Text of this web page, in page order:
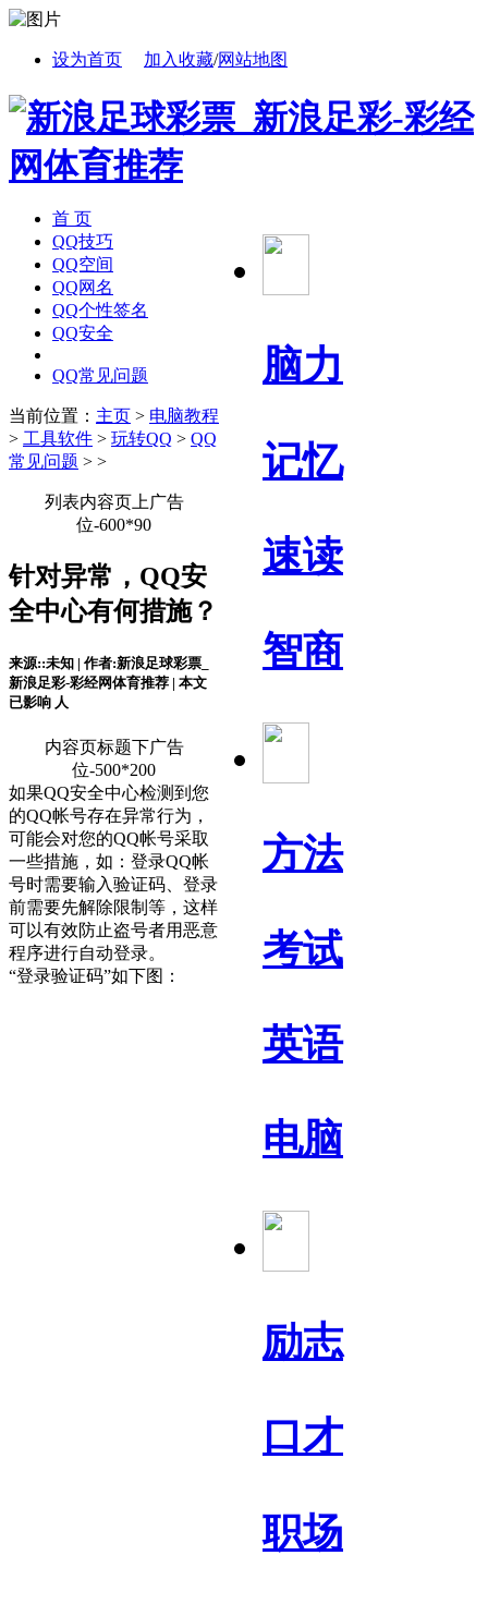
设为首页 加入收藏/网站地图
脑力
记忆
速读
智商
方法
考试
英语
电脑
励志
口才
职场
首 页
QQ技巧
QQ空间
QQ网名
QQ个性签名
QQ安全
QQ常见问题
当前位置： 主页 > 电脑教程
> 工具软件 > 玩转QQ > QQ
常见问题 > >
列表内容页上广告
位-600*90
针对异常，QQ安
全中心有何措施？
来源::未知 | 作者:新浪足球彩票_
新浪足彩-彩经网体育推荐 | 本文
已影响 人
内容页标题下广告
位-500*200
如果QQ安全中心检测到您
的QQ帐号存在异常行为，
可能会对您的QQ帐号采取
一些措施，如：登录QQ帐
号时需要输入验证码、登录
前需要先解除限制等，这样
可以有效防止盗号者用恶意
程序进行自动登录。
“登录验证码”如下图：